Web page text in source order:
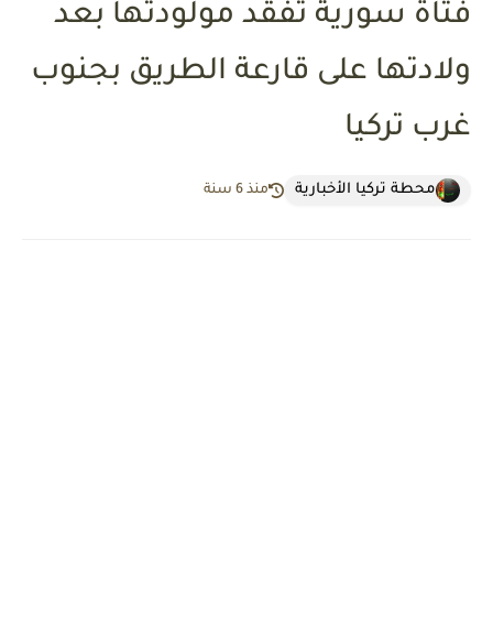
فتاة سورية تفقد مولودتها بعد
ولادتها على قارعة الطريق بجنوب
غرب تركيا
محطة تركيا الأخبارية منذ 6 سنة